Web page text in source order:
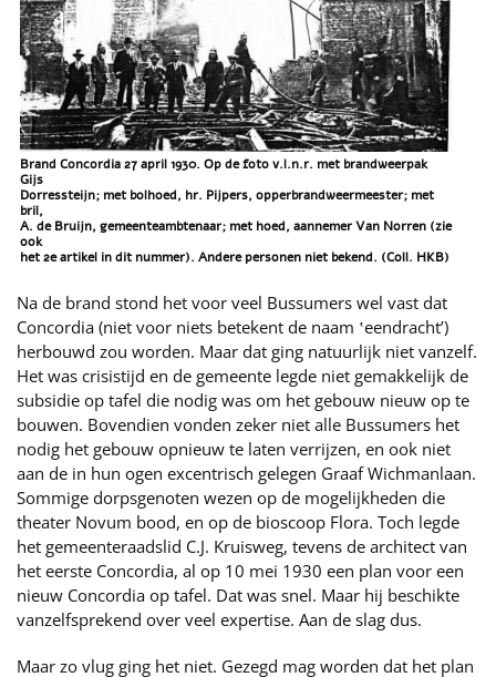
Brand Concordia 27 april 1930. Op de foto v.l.n.r. met brandweerpak
Gijs
Dorressteijn; met bolhoed, hr. Pijpers, opperbrandweermeester; met
bril,
A. de Bruijn, gemeenteambtenaar; met hoed, aannemer Van Norren (zie
ook
het 2e artikel in dit nummer). Andere personen niet bekend. (Coll. HKB)
Na de brand stond het voor veel Bussumers wel vast dat
Concordia (niet voor niets betekent de naam ‛eendracht’)
herbouwd zou worden. Maar dat ging natuurlijk niet vanzelf.
Het was crisistijd en de gemeente legde niet gemakkelijk de
subsidie op tafel die nodig was om het gebouw nieuw op te
bouwen. Bovendien vonden zeker niet alle Bussumers het
nodig het gebouw opnieuw te laten verrijzen, en ook niet
aan de in hun ogen excentrisch gelegen Graaf Wichmanlaan.
Sommige dorpsgenoten wezen op de mogelijkheden die
theater Novum bood, en op de bioscoop Flora. Toch legde
het gemeenteraadslid C.J. Kruisweg, tevens de architect van
het eerste Concordia, al op 10 mei 1930 een plan voor een
nieuw Concordia op tafel. Dat was snel. Maar hij beschikte
vanzelfsprekend over veel expertise. Aan de slag dus.
Maar zo vlug ging het niet. Gezegd mag worden dat het plan